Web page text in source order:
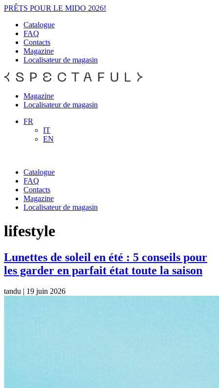
PRÊTS POUR LE MIDO 2026!
Catalogue
FAQ
Contacts
Magazine
Localisateur de magasin
Magazine
Localisateur de magasin
FR
IT
EN
Catalogue
FAQ
Contacts
Magazine
Localisateur de magasin
lifestyle
Lunettes de soleil en été : 5 conseils pour
les garder en parfait état toute la saison
tandu | 19 juin 2026